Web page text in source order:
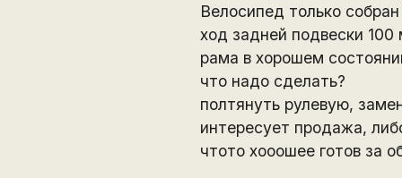
Велосипед только
ход задней подвески
рама в хорошем
что надо сделать?
полтянуть рулевую,
интересует продажа,
чтото хооошее готов